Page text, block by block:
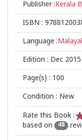
Publisher :Kerala
ISBN :
Language :
Edition : Dec 2015
Page(s) : 100
Condition : New
Rate this Book :
1
based on
48